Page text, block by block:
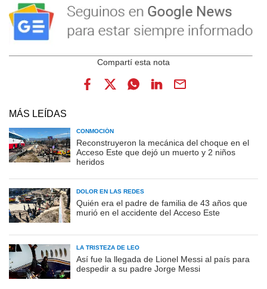
MÁS LEÍDAS
CONMOCIÓN
Reconstruyeron la mecánica del choque en el
Acceso Este que dejó un muerto y 2 niños
heridos
DOLOR EN LAS REDES
Quién era el padre de familia de 43 años que
murió en el accidente del Acceso Este
LA TRISTEZA DE LEO
Así fue la llegada de Lionel Messi al país para
despedir a su padre Jorge Messi